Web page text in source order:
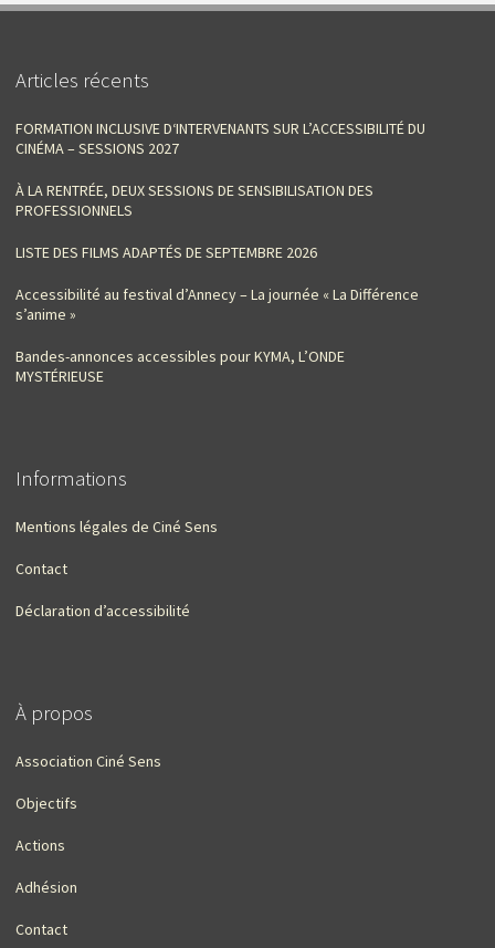
Articles récents
FORMATION INCLUSIVE D‘INTERVENANTS SUR L’ACCESSIBILITÉ DU
CINÉMA – SESSIONS 2027
À LA RENTRÉE, DEUX SESSIONS DE SENSIBILISATION DES
PROFESSIONNELS
LISTE DES FILMS ADAPTÉS DE SEPTEMBRE 2026
Accessibilité au festival d’Annecy – La journée « La Différence
s’anime »
Bandes-annonces accessibles pour KYMA, L’ONDE
MYSTÉRIEUSE
Informations
Mentions légales de Ciné Sens
Contact
Déclaration d’accessibilité
À propos
Association Ciné Sens
Objectifs
Actions
Adhésion
Contact